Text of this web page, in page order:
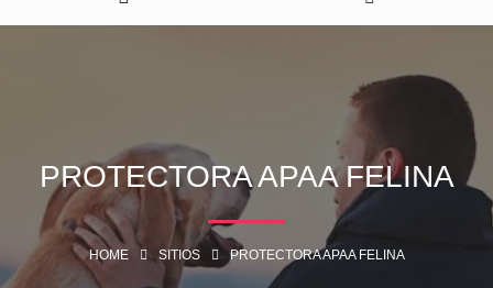
PROTECTORA APAA FELINA
HOME SITIOS PROTECTORA APAA FELINA